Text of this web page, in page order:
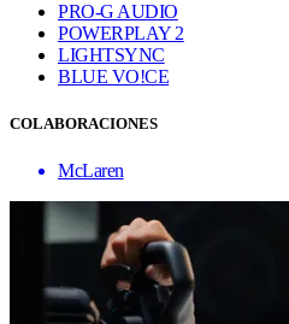
PRO-G AUDIO
POWERPLAY 2
LIGHTSYNC
BLUE VO!CE
COLABORACIONES
McLaren